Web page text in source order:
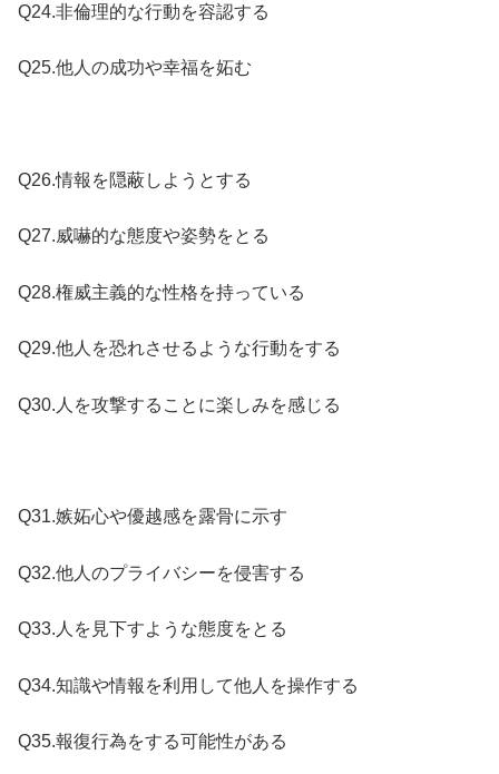
Q24.非倫理的な行動を容認する
Q25.他人の成功や幸福を妬む
Q26.情報を隠蔽しようとする
Q27.威嚇的な態度や姿勢をとる
Q28.権威主義的な性格を持っている
Q29.他人を恐れさせるような行動をする
Q30.人を攻撃することに楽しみを感じる
Q31.嫉妬心や優越感を露骨に示す
Q32.他人のプライバシーを侵害する
Q33.人を見下すような態度をとる
Q34.知識や情報を利用して他人を操作する
Q35.報復行為をする可能性がある